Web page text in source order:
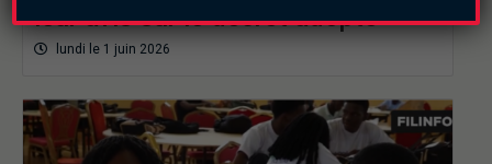
leur avis sur le décret adopté
lundi le 1 juin 2026